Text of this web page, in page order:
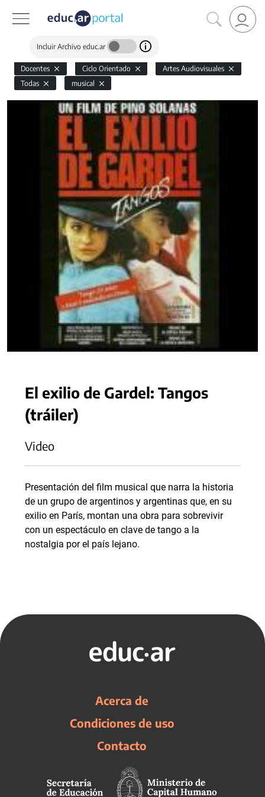
Incluir Archivo educ.ar
Docentes Ciclo Orientado
Artes Audiovisuales
Todas
musical
El exilio de Gardel: Tangos
(tráiler)
Video
Presentación del film musical que narra la historia
de un grupo de argentinos y argentinas que, en su
exilio en París, montan una obra para sobrevivir
con un espectáculo en clave de tango a la
nostalgia por el país lejano.
Acerca de
Condiciones de uso
Contacto